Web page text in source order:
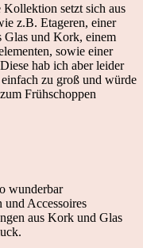
Kollektion setzt sich aus
z.B. Etageren, einer
Glas und Kork, einem
sowie einer
hab ich aber leider
zu groß und würde
Frühschoppen
wunderbar
Accessoires
aus Kork und Glas